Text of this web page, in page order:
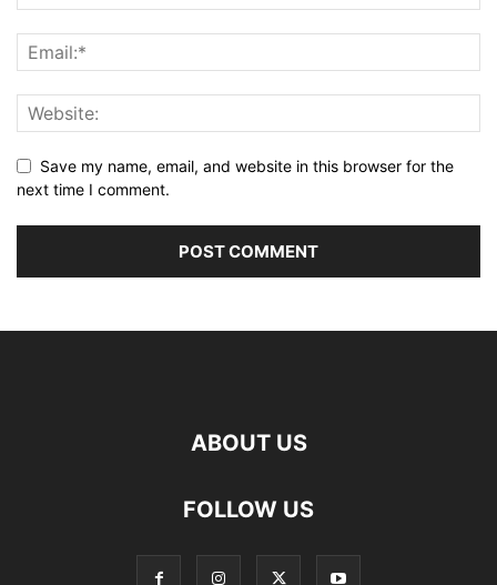
Save my name, email, and website in this browser for the
next time I comment.
ABOUT US
FOLLOW US